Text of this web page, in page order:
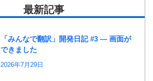
最新記事
「みんなで翻訳」開発日記 #3 ― 画面が
できました
2026年7月29日